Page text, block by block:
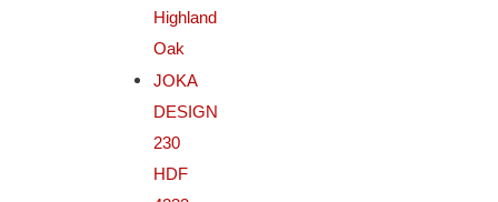
Highland
Oak
JOKA
DESIGN
230
HDF